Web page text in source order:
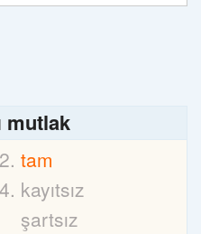
mutlak
tam
kayıtsız
şartsız